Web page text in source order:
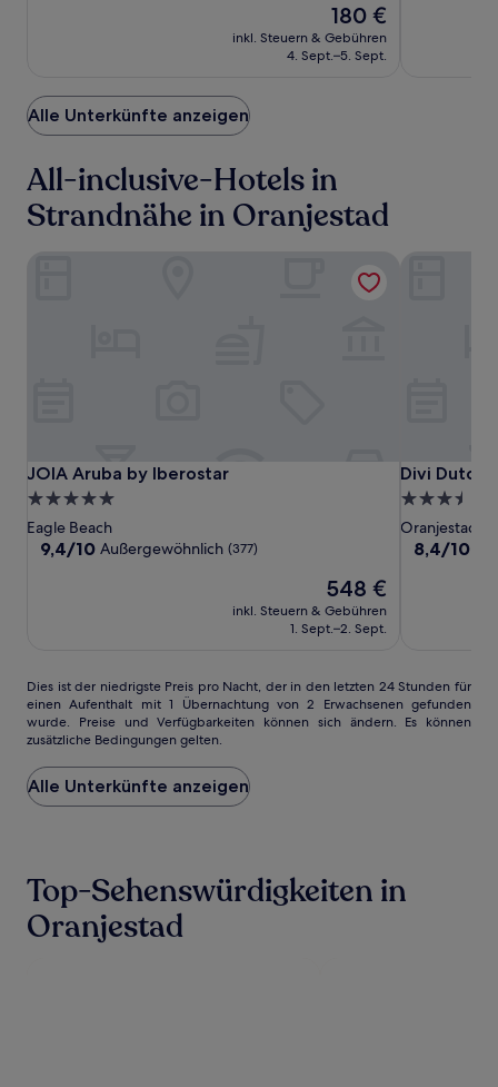
Der
Preis
beträgt
180 €
inkl. Steuern & Gebühren
4. Sept.–5. Sept.
Alle Unterkünfte anzeigen
All-inclusive-Hotels in
Strandnähe in Oranjestad
JOIA
Aruba
by
Iberostar
JOIA
Aruba
by
Iberostar
JOIA Aruba by Iberostar
JOIA Aruba by Iberostar
5.0-
Sterne-
Unterkunft
Eagle Beach
9.4
9,4/10 Außergewöhnlich (377)
Der
Preis
beträgt
548 €
inkl. Steuern & Gebühren
1. Sept.–2. Sept.
JOIA Aruba by Iberostar
Divi
Dutch
Village
Beach
Resort
Divi Dutch
Divi Dutch
3.5-
Sterne-
Unterkunft
Oranjestad
8.4
8,4/10
Divi Dutch
Dies
ist
der
niedrigste
Preis
pro
Nacht,
letzten
24 Stunden
für
Dies ist der niedrigste Preis pro Nacht, der in den letzten 24 Stunden für
einen Aufenthalt mit 1 Übernachtung von 2 Erwachsenen gefunden
wurde. Preise und Verfügbarkeiten können sich ändern. Es können
zusätzliche Bedingungen gelten.
Alle Unterkünfte anzeigen
Top-Sehenswürdigkeiten in
Oranjestad